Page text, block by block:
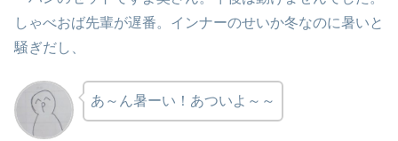
しゃべおば先輩が遅番。インナーのせいか冬なのに暑いと
騒ぎだし、
あ～ん暑ーい！あついよ～～